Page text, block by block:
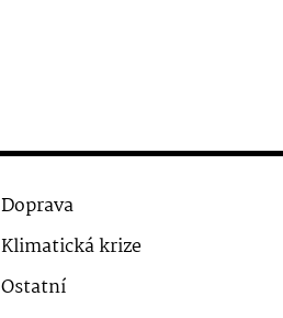
Doprava
Klimatická krize
Ostatní